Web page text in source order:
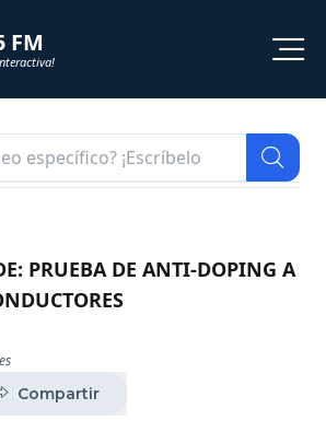
FM
PRUEBA DE ANTI-DOPING A
Compartir